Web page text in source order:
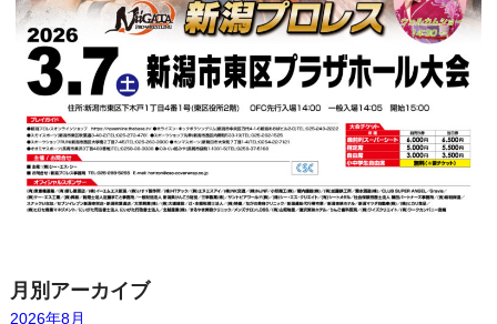
月別アーカイブ
2026年8月